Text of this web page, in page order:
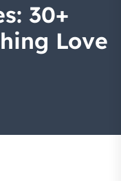
30+
Love